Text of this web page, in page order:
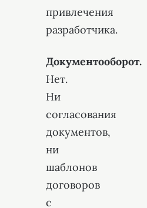
привлечения
разработчика.
Документооборот.
Нет.
Ни
согласования
документов,
ни
шаблонов
договоров
с